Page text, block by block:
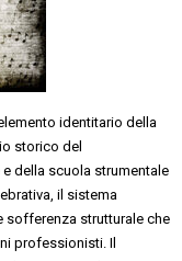
identitario della
storico del
della scuola strumentale
il sistema
sofferenza strutturale che
professionisti. Il